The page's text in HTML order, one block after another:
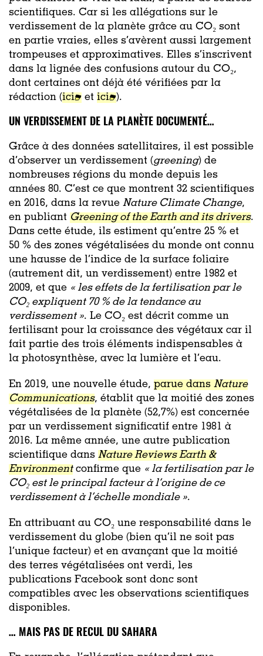
scientifiques. Car si les allégations sur le
verdissement de la planète grâce au CO₂ sont
en partie vraies, elles s’avèrent aussi largement
trompeuses et approximatives. Elles s’inscrivent
dans la lignée des confusions autour du CO₂,
dont certaines ont déjà été vérifiées par la
rédaction (ici et ici ).
UN VERDISSEMENT DE LA PLANÈTE DOCUMENTÉ…
Grâce à des données satellitaires, il est possible
d’observer un verdissement (greening) de
nombreuses régions du monde depuis les
années 80. C’est ce que montrent 32 scientifiques
en 2016, dans la revue Nature Climate Change,
en publiant Greening of the Earth and its drivers.
Dans cette étude, ils estiment qu’entre 25 % et
50 % des zones végétalisées du monde ont connu
une hausse de l’indice de la surface foliaire
(autrement dit, un verdissement) entre 1982 et
2009, et que « les effets de la fertilisation par le
CO₂ expliquent 70 % de la tendance au
verdissement ». Le CO₂ est décrit comme un
fertilisant pour la croissance des végétaux car il
fait partie des trois éléments indispensables à
la photosynthèse, avec la lumière et l’eau.
En 2019, une nouvelle étude, parue dans Nature
Communications, établit que la moitié des zones
végétalisées de la planète (52,7%) est concernée
par un verdissement significatif entre 1981 à
2016. La même année, une autre publication
scientifique dans Nature Reviews Earth &
Environmentconfirme que « la fertilisation par le
CO₂ est le principal facteur à l’origine de ce
verdissement à l’échelle mondiale ».
En attribuant au CO₂ une responsabilité dans le
verdissement du globe (bien qu’il ne soit pas
l’unique facteur) et en avançant que la moitié
des terres végétalisées ont verdi, les
publications Facebook sont donc sont
compatibles avec les observations scientifiques
disponibles.
… MAIS PAS DE RECUL DU SAHARA